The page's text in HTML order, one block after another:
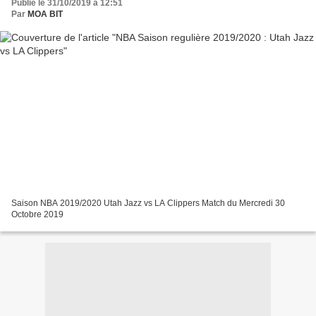
Publié le 31/10/2019 à 12:51
Par MOA BIT
Saison NBA 2019/2020 Utah Jazz vs LA Clippers Match du Mercredi 30
Octobre 2019